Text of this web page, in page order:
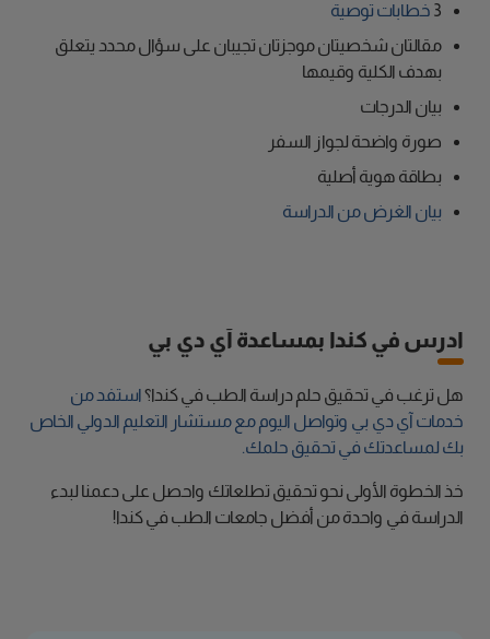
3 خطابات توصية
مقالتان شخصيتان موجزتان تجيبان على سؤال محدد يتعلق
بهدف الكلية وقيمها
بيان الدرجات
صورة واضحة لجواز السفر
بطاقة هوية أصلية
بيان الغرض من الدراسة
ادرس في كندا بمساعدة آي دي بي
هل ترغب في تحقيق حلم دراسة الطب في كندا؟استفد من
خدمات آي دي بي وتواصل اليوم مع مستشار التعليم الدولي الخاص
بك لمساعدتك في تحقيق حلمك.
خذ الخطوة الأولى نحو تحقيق تطلعاتك واحصل على دعمنا لبدء
الدراسة في واحدة من أفضل جامعات الطب في كندا!